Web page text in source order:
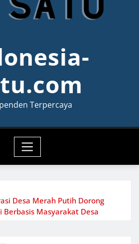
Terpercaya
Desa Merah Putih Dorong
Berbasis Masyarakat Desa